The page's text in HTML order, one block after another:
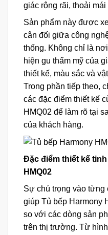
giác rộng rãi, thoải
Sản phẩm này được
cân đối giữa công
thống. Không chỉ là
hiện gu thẩm mỹ của
thiết kế, màu sắc và
Trong phần tiếp theo,
các đặc điểm thiết kế
HMQ02 để làm rõ tại
của khách hàng.
Đặc điểm thiết kế
HMQ02
Sự chú trọng vào từng
giúp Tủ bếp Harmony
so với các dòng sản
trên thị trường. Từ